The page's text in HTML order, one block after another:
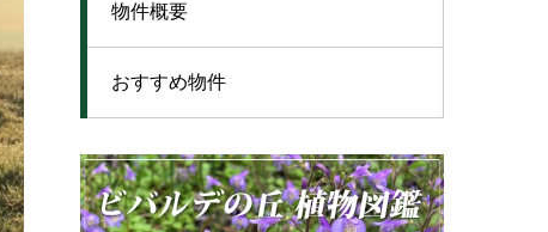
物件概要
おすすめ物件